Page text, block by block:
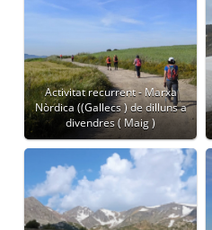
Activitat recurrent - Marxa
Nòrdica ((Gallecs ) de dilluns a
divendres ( Maig )